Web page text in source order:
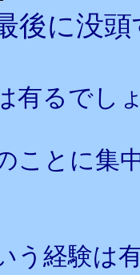
後に没
有るでし
ことに集
う経験は